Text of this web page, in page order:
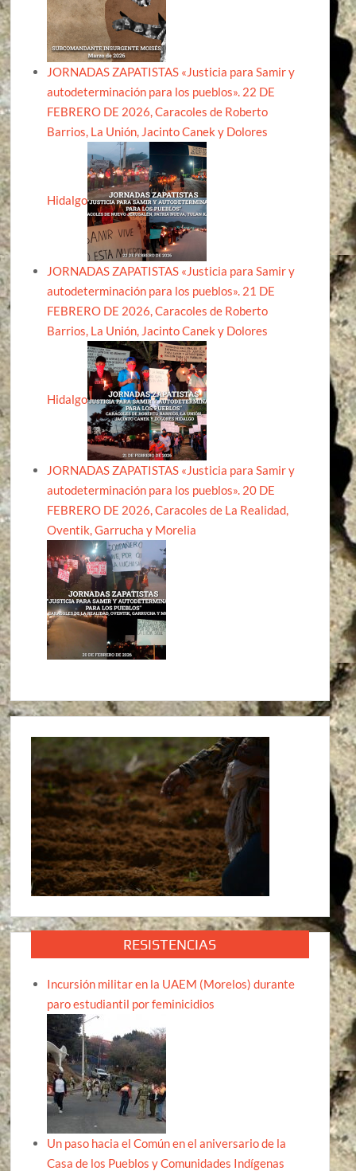
JORNADAS ZAPATISTAS «Justicia para Samir y
autodeterminación para los pueblos». 22 DE
FEBRERO DE 2026, Caracoles de Roberto
Barrios, La Unión, Jacinto Canek y Dolores
Hidalgo
JORNADAS ZAPATISTAS «Justicia para Samir y
autodeterminación para los pueblos». 21 DE
FEBRERO DE 2026, Caracoles de Roberto
Barrios, La Unión, Jacinto Canek y Dolores
Hidalgo
JORNADAS ZAPATISTAS «Justicia para Samir y
autodeterminación para los pueblos». 20 DE
FEBRERO DE 2026, Caracoles de La Realidad,
Oventik, Garrucha y Morelia
RESISTENCIAS
Incursión militar en la UAEM (Morelos) durante
paro estudiantil por feminicidios
Un paso hacia el Común en el aniversario de la
Casa de los Pueblos y Comunidades Indígenas